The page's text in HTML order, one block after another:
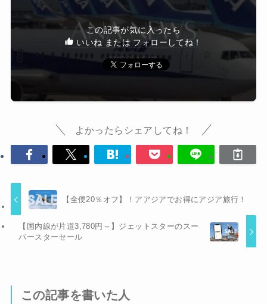
この記事が気に入ったら
いいね または フォローしてね！
よかったらシェアしてね！
【全便20％オフ】！アアジアでお得にアジア旅行！
【国内線が片道3,780円～】ジェットスターのスー
パースターセール
この記事を書いた人